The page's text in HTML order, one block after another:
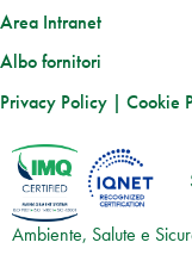
Area Intranet
Albo fornitori
Privacy Policy | Cookie
Ambiente, Salute e